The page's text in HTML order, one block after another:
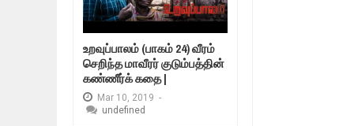
உறவுப்பாலம் (பாகம் 24) வீரம்
செறிந்த மாவீரர் குடும்பத்தின்
கண்ணீர்க் கதை |
Mar 10, 2019 -
undefined